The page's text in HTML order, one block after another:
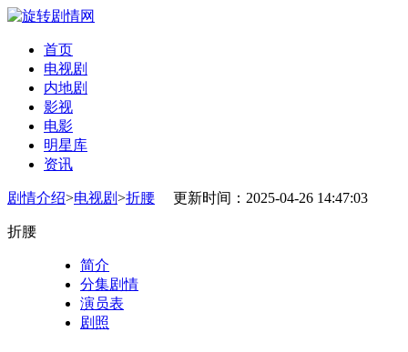
首页
电视剧
内地剧
影视
电影
明星库
资讯
剧情介绍>电视剧>折腰 更新时间：2025-04-26 14:47:03
折腰
简介
分集剧情
演员表
剧照